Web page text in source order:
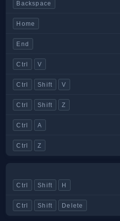
Backspace
Home
End
Ctrl V
Ctrl Shift V
Ctrl Shift Z
Ctrl A
Ctrl Z
Ctrl Shift H
Ctrl Shift Delete